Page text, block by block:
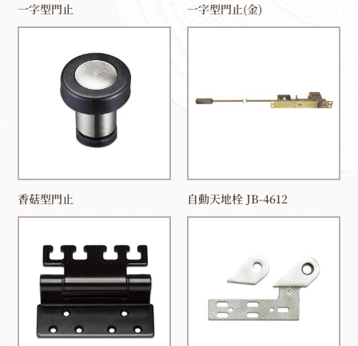
一字型門止 一字型門止(金)
香菇型門止 自動天地栓 JB-4612